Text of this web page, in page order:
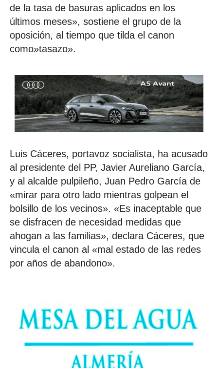
de la tasa de basuras aplicados en los
últimos meses», sostiene el grupo de la
oposición, al tiempo que tilda el canon
como»tasazo».
Luis Cáceres, portavoz socialista, ha acusado
al presidente del PP, Javier Aureliano García,
y al alcalde pulpileño, Juan Pedro García de
«mirar para otro lado mientras golpean el
bolsillo de los vecinos». «Es inaceptable que
se disfracen de necesidad medidas que
ahogan a las familias», declara Cáceres, que
vincula el canon al «mal estado de las redes
por años de abandono».